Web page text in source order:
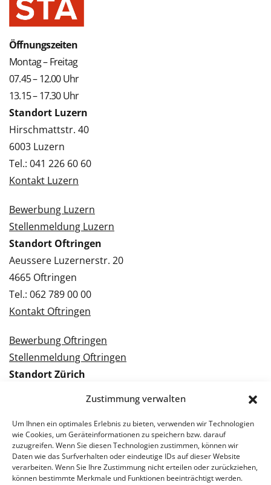
Zustimmung verwalten
Um Ihnen ein optimales Erlebnis zu bieten, verwenden wir Technologien
wie Cookies, um Geräteinformationen zu speichern bzw. darauf
zuzugreifen. Wenn Sie diesen Technologien zustimmen, können wir
Daten wie das Surfverhalten oder eindeutige IDs auf dieser Website
verarbeiten. Wenn Sie Ihre Zustimmung nicht erteilen oder zurückziehen,
können bestimmte Merkmale und Funktionen beeinträchtigt werden.
Öffnungszeiten
Montag – Freitag
07.45 – 12.00 Uhr
13.15 – 17.30 Uhr
Standort Luzern
Hirschmattstr. 40
6003 Luzern
Tel.: 041 226 60 60
Kontakt Luzern
Bewerbung Luzern
Stellenmeldung Luzern
Standort Oftringen
Aeussere Luzernerstr. 20
4665 Oftringen
Tel.: 062 789 00 00
Kontakt Oftringen
Bewerbung Oftringen
Stellenmeldung Oftringen
Standort Zürich
Tel.: 043 288 38 88
Kontakt Zürich
Bewerbung Zürich